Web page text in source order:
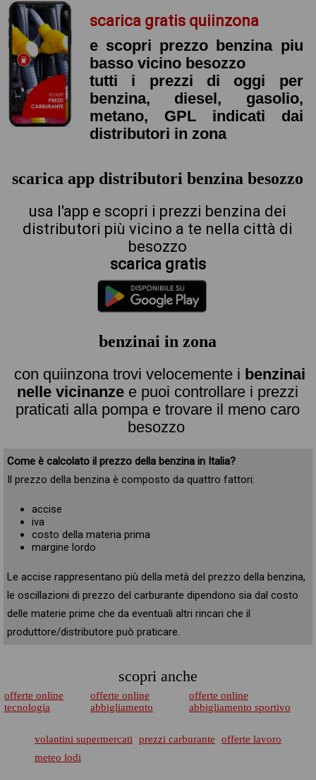
scarica gratis quiinzona
e scopri prezzo benzina piu
basso vicino besozzo
tutti i prezzi di oggi per
benzina, diesel, gasolio,
metano, GPL indicati dai
distributori in zona
scarica app distributori benzina besozzo
usa l'app e scopri i prezzi benzina dei
distributori più vicino a te nella città di
besozzo
scarica gratis
benzinai in zona
con quiinzona trovi velocemente i benzinai
nelle vicinanze e puoi controllare i prezzi
praticati alla pompa e trovare il meno caro
besozzo
Come è calcolato il prezzo della benzina in Italia?
Il prezzo della benzina è composto da quattro fattori:
accise
iva
costo della materia prima
margine lordo
Le accise rappresentano più della metà del prezzo della benzina,
le oscillazioni di prezzo del carburante dipendono sia dal costo
delle materie prime che da eventuali altri rincari che il
produttore/distributore può praticare.
scopri anche
offerte online
tecnologia
offerte online
abbigliamento
offerte online
abbigliamento sportivo
volantini supermercati prezzi carburante
offerte lavoro
meteo lodi